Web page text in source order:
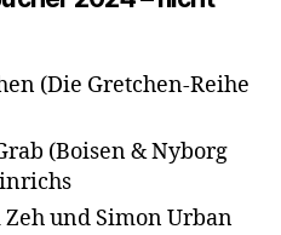
(Die Gretchen-Reihe
(Boisen & Nyborg
und Simon Urban